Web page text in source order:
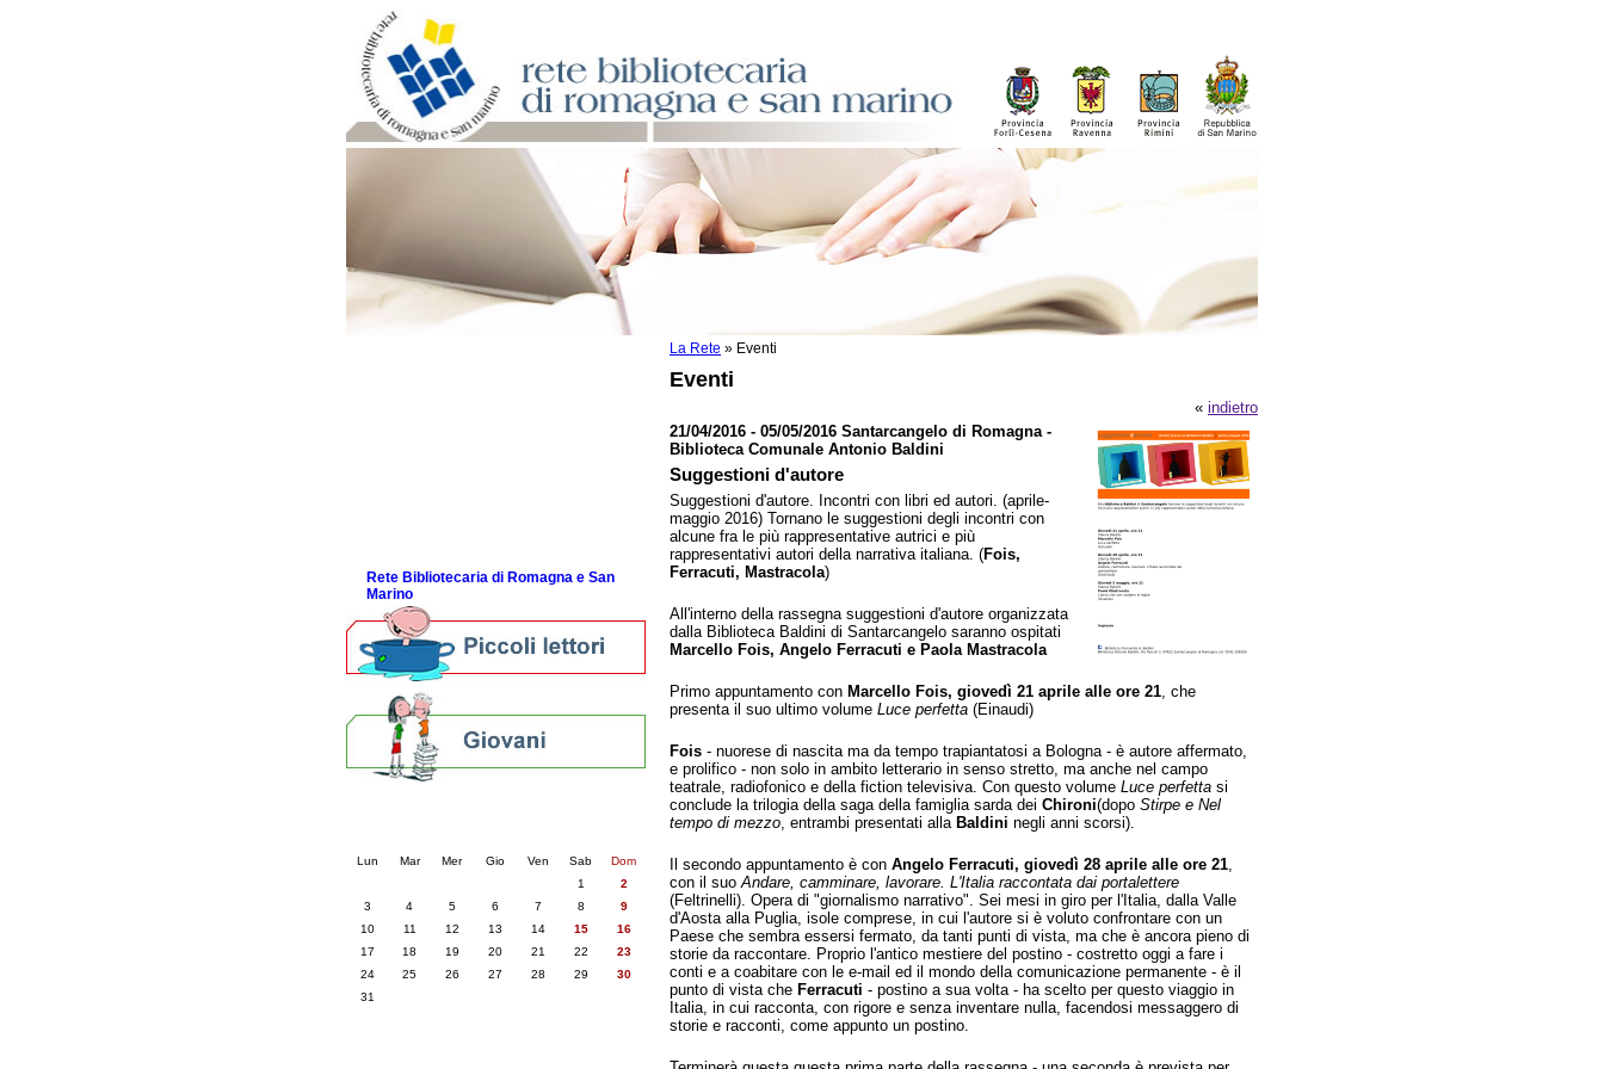
La Rete » Eventi
Eventi
« indietro
21/04/2016 - 05/05/2016 Santarcangelo di Romagna -
Biblioteca Comunale Antonio Baldini
Suggestioni d'autore
Suggestioni d'autore. Incontri con libri ed autori. (aprile-
maggio 2016) Tornano le suggestioni degli incontri con
alcune fra le più rappresentative autrici e più
rappresentativi autori della narrativa italiana. (Fois,
Ferracuti, Mastracola)
All'interno della rassegna suggestioni d'autore organizzata
dalla Biblioteca Baldini di Santarcangelo saranno ospitati
Marcello Fois, Angelo Ferracuti e Paola Mastracola
Primo appuntamento con Marcello Fois, giovedì 21 aprile alle ore 21, che
presenta il suo ultimo volume Luce perfetta (Einaudi)
Fois - nuorese di nascita ma da tempo trapiantatosi a Bologna - è autore affermato,
e prolifico - non solo in ambito letterario in senso stretto, ma anche nel campo
teatrale, radiofonico e della fiction televisiva. Con questo volume Luce perfetta si
conclude la trilogia della saga della famiglia sarda dei Chironi(dopo Stirpe e Nel
tempo di mezzo, entrambi presentati alla Baldini negli anni scorsi).
Il secondo appuntamento è con Angelo Ferracuti, giovedì 28 aprile alle ore 21,
con il suoAndare, camminare, lavorare. L'Italia raccontata dai portalettere
(Feltrinelli). Opera di "giornalismo narrativo". Sei mesi in giro per l'Italia, dalla Valle
d'Aosta alla Puglia, isole comprese, in cui l'autore si è voluto confrontare con un
Paese che sembra essersi fermato, da tanti punti di vista, ma che è ancora pieno di
storie da raccontare. Proprio l'antico mestiere del postino - costretto oggi a fare i
conti e a coabitare con le e-mail ed il mondo della comunicazione permanente - è il
punto di vista che Ferracuti - postino a sua volta - ha scelto per questo viaggio in
Italia, in cui racconta, con rigore e senza inventare nulla, facendosi messaggero di
storie e racconti, come appunto un postino.
Rete Bibliotecaria di Romagna e San
Marino
Lun Mar Mer Gio Ven Sab
Dom
1
2
3
4 5 6 7 8
9
10
11 12 13 14 15
16
17
18 19 20 21 22
23
24
25 26 27 28 29
30
31